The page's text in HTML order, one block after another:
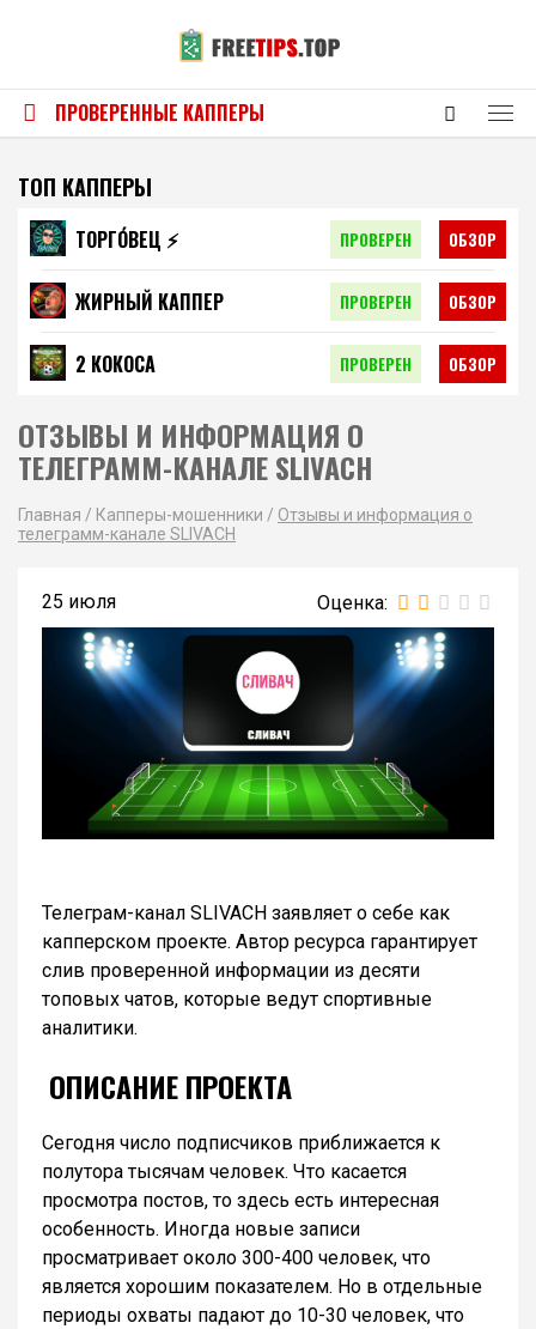
ПРОВЕРЕННЫЕ КАППЕРЫ
ТОП КАППЕРЫ
ТОРГО́ВЕЦ ⚡️ ПРОВЕРЕН ОБЗОР
ЖИРНЫЙ КАППЕР ПРОВЕРЕН ОБЗОР
2 КОКОСА ПРОВЕРЕН ОБЗОР
ОТЗЫВЫ И ИНФОРМАЦИЯ О
ТЕЛЕГРАММ-КАНАЛЕ SLIVACH
Главная / Капперы-мошенники / Отзывы и информация о
телеграмм-канале SLIVACH
25 июля
Телеграм-канал SLIVACH заявляет о себе как
капперском проекте. Автор ресурса гарантирует
слив проверенной информации из десяти
топовых чатов, которые ведут спортивные
аналитики.
ОПИСАНИЕ ПРОЕКТА
Сегодня число подписчиков приближается к
полутора тысячам человек. Что касается
просмотра постов, то здесь есть интересная
особенность. Иногда новые записи
просматривает около 300-400 человек, что
является хорошим показателем. Но в отдельные
периоды охваты падают до 10-30 человек, что